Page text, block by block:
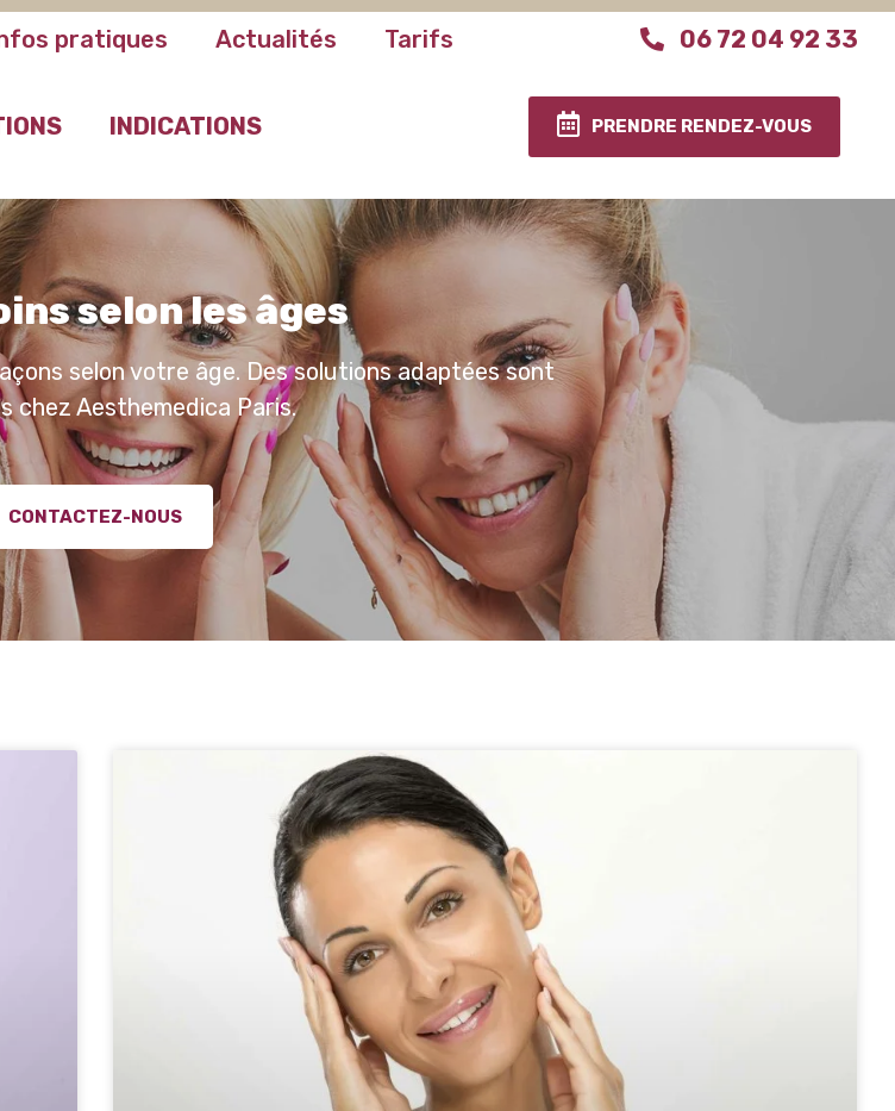
pratiques Actualités Tarifs 06 72 04 92 33
INDICATIONS PRENDRE RENDEZ-VOUS
selon les âges
selon votre âge. Des solutions adaptées sont
chez Aesthemedica Paris.
CONTACTEZ-NOUS